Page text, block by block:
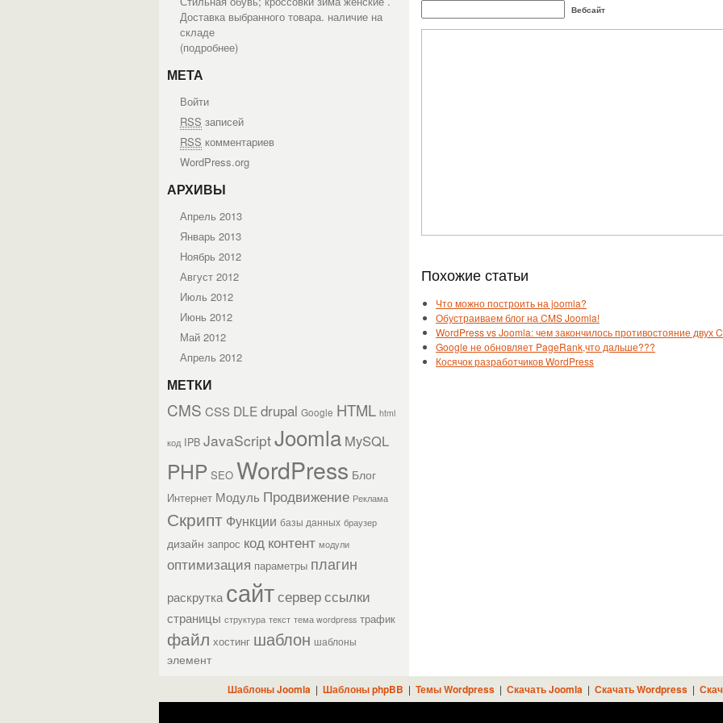
Доставка выбранного товара. наличие на
складе
(подробнее)
МЕТА
Войти
RSS записей
RSS комментариев
WordPress.org
АРХИВЫ
Апрель 2013
Январь 2013
Ноябрь 2012
Август 2012
Июль 2012
Июнь 2012
Май 2012
Апрель 2012
МЕТКИ
CMS CSS DLEdrupal Google HTML html
код IPB JavaScriptJoomla MySQL
PHP SEO WordPress Блог
Интернет Модуль Продвижение Реклама
Скрипт Функции базы данных браузер
дизайн запрос код контент модули
оптимизация параметры плагин
раскрутка сайтсерверссылки
страницы структура текст тема wordpress трафик
файл хостинг шаблон шаблоны
элемент
Вебсайт
Похожие статьи
Что можно построить на joomla?
Обустраиваем блог на CMS Joomla!
WordPress vs Joomla: чем закончилось противостояние двух
Google не обновляет PageRank,что дальше???
Косячок разработчиков WordPress
Шаблоны Joomla | Шаблоны phpBB | Темы Wordpress| Скачать Joomla | Скачать Wordpress|